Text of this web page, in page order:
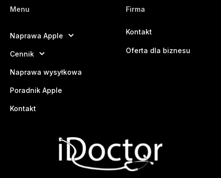
Menu
Naprawa Apple
Cennik
Naprawa wysyłkowa
Poradnik Apple
Kontakt
Firma
Kontakt
Oferta dla biznesu